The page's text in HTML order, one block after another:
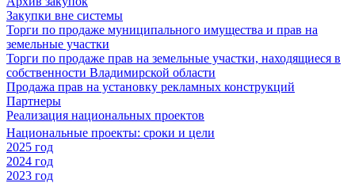
Закупки вне системы
Торги по продаже муниципального имущества и прав на
земельные участки
Торги по продаже прав на земельные участки, находящиеся в
собственности Владимирской области
Продажа прав на установку рекламных конструкций
Партнеры
Реализация национальных проектов
Национальные проекты: сроки и цели
2025 год
2024 год
2023 год